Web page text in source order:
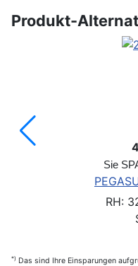
Produkt-
Sie
RH:
*) Das sind Ihre Einsparungen